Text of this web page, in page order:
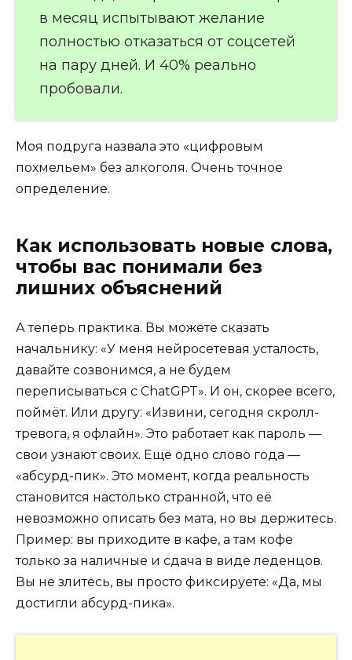
в месяц испытывают желание
полностью отказаться от соцсетей
на пару дней. И 40% реально
пробовали.
Моя подруга назвала это «цифровым
похмельем» без алкоголя. Очень точное
определение.
Как использовать новые слова,
чтобы вас понимали без
лишних объяснений
А теперь практика. Вы можете сказать
начальнику: «У меня нейросетевая усталость,
давайте созвонимся, а не будем
переписываться с ChatGPT». И он, скорее всего,
поймёт. Или другу: «Извини, сегодня скролл-
тревога, я офлайн». Это работает как пароль —
свои узнают своих. Ещё одно слово года —
«абсурд-пик». Это момент, когда реальность
становится настолько странной, что её
невозможно описать без мата, но вы держитесь.
Пример: вы приходите в кафе, а там кофе
только за наличные и сдача в виде леденцов.
Вы не злитесь, вы просто фиксируете: «Да, мы
достигли абсурд-пика».